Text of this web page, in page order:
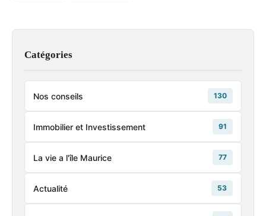
Catégories
Nos conseils 130
Immobilier et Investissement 91
La vie a l'île Maurice 77
Actualité 53